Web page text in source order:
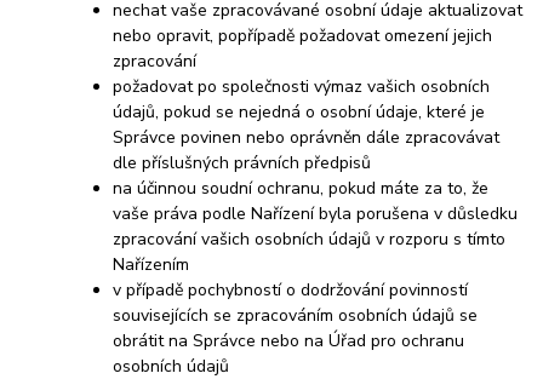
nechat vaše zpracovávané osobní údaje aktualizovat
nebo opravit, popřípadě požadovat omezení jejich
zpracování
požadovat po společnosti výmaz vašich osobních
údajů, pokud se nejedná o osobní údaje, které je
Správce povinen nebo oprávněn dále zpracovávat
dle příslušných právních předpisů
na účinnou soudní ochranu, pokud máte za to, že
vaše práva podle Nařízení byla porušena v důsledku
zpracování vašich osobních údajů v rozporu s tímto
Nařízením
v případě pochybností o dodržování povinností
souvisejících se zpracováním osobních údajů se
obrátit na Správce nebo na Úřad pro ochranu
osobních údajů